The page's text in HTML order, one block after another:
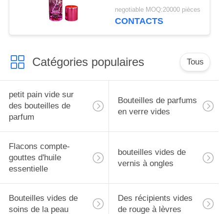
green cap plastic and
metal
negotiable MOQ:20000 pièces
CONTACTS
Catégories populaires Tous
petit pain vide sur
des bouteilles de
parfum
Bouteilles de parfums
en verre vides
Flacons compte-
gouttes d'huile
essentielle
bouteilles vides de
vernis à ongles
Bouteilles vides de
soins de la peau
Des récipients vides
de rouge à lèvres